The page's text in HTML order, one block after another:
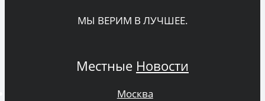
МЫ ВЕРИМ В ЛУЧШЕЕ.
Местные Новости
Москва